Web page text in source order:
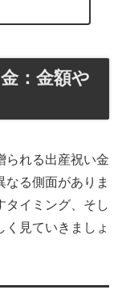
：金額や
られる出産祝い金
る側面がありま
タイミング、そし
見ていきましょ